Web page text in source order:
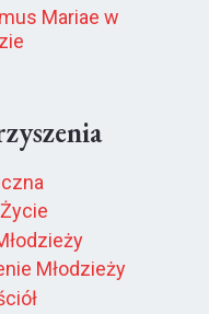
Mariae w
Młodzieży